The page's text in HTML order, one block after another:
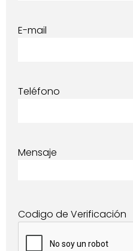
E-mail
Teléfono
Mensaje
Codigo de Verificación